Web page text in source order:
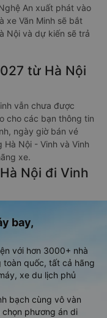
An xuất phát vào
xe Văn Minh sẽ bắt
Nội và dự kiến sẽ trả
từ Hà Nội
vẫn chưa được
cho các bạn thông tin
ngày giờ bán vé
Nội - Vinh và Vinh
xe.
Nội đi Vinh
bay,
với hơn 3000+ nhà
quốc, tất cả hãng
xe du lịch phủ
bạch cùng vô vàn
phương án di